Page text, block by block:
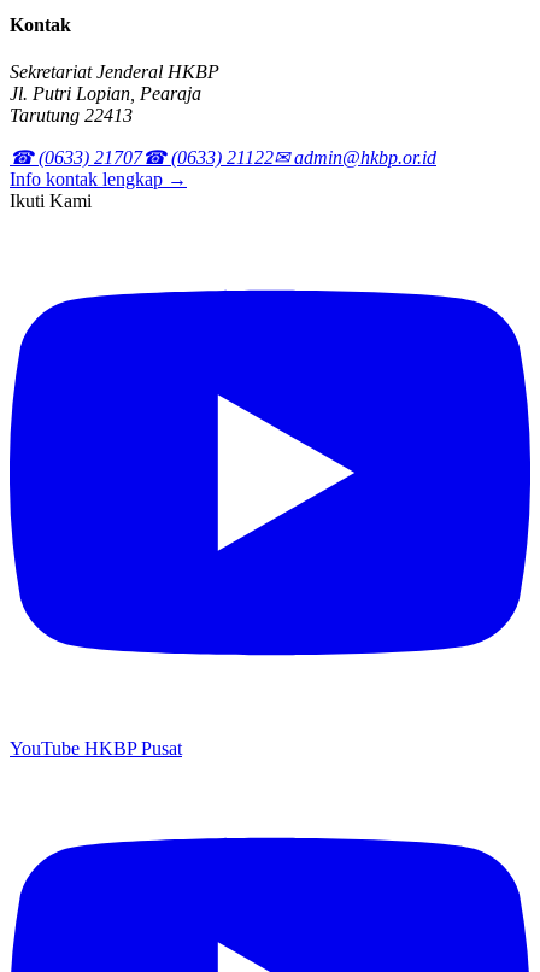
Kontak
Sekretariat Jenderal HKBP
Jl. Putri Lopian, Pearaja
Tarutung 22413
☎ (0633) 21707☎ (0633) 21122✉ admin@hkbp.or.id
Info kontak lengkap →
Ikuti Kami
YouTube HKBP Pusat